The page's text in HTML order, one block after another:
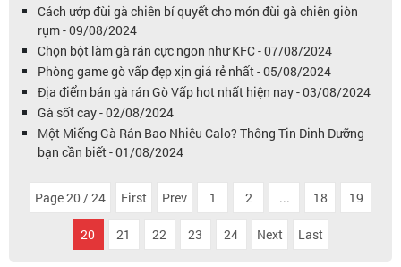
Cách ướp đùi gà chiên bí quyết cho món đùi gà chiên giòn
rụm - 09/08/2024
Chọn bột làm gà rán cực ngon như KFC - 07/08/2024
Phòng game gò vấp đẹp xịn giá rẻ nhất - 05/08/2024
Địa điểm bán gà rán Gò Vấp hot nhất hiện nay - 03/08/2024
Gà sốt cay - 02/08/2024
Một Miếng Gà Rán Bao Nhiêu Calo? Thông Tin Dinh Dưỡng
bạn cần biết - 01/08/2024
Page 20 / 24 First Prev 1 2 ... 18 19
20 21 22 23 24 Next Last